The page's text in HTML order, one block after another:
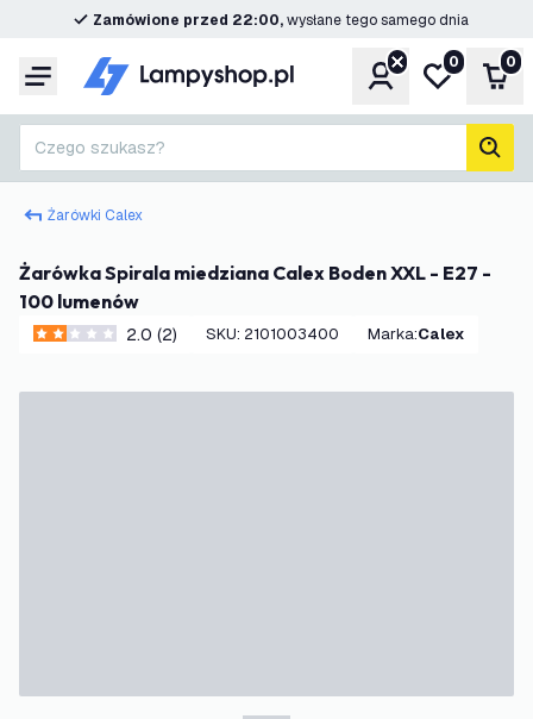
Zamówione przed 22:00,wysłane tego samego dnia
Menu KontoMoja lista
0 0
Czego szukasz?
Żarówki Calex
Żarówka Spirala miedziana Calex Boden XXL - E27 -
100 lumenów
2 Gwiazdki oceny
2.0 (2) SKU: 2101003400 Marka: Calex